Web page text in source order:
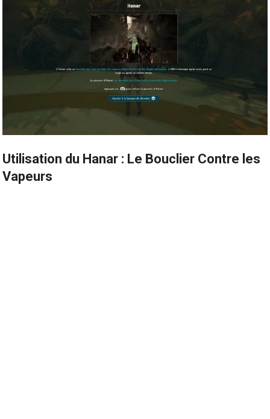
Utilisation du Hanar : Le Bouclier Contre les
Vapeurs